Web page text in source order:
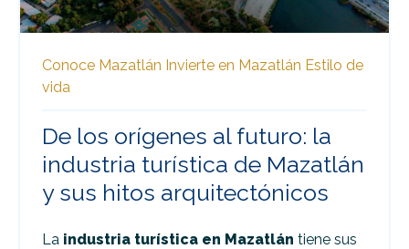
Conoce Mazatlán Invierte en Mazatlán Estilo de
vida
De los orígenes al futuro: la
industria turística de Mazatlán
y sus hitos arquitectónicos
La industria turística en Mazatlán tiene sus